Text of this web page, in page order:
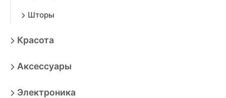
Шторы
Красота
Аксессуары
Электроника